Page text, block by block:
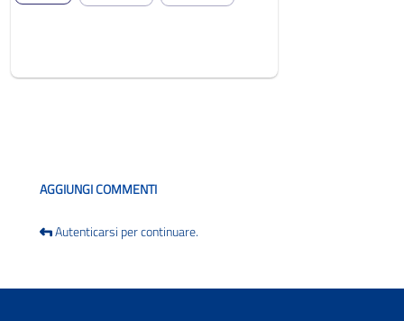
AGGIUNGI COMMENTI
Autenticarsi per continuare.